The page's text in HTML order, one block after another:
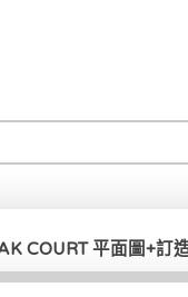
COURT 平面圖+訂